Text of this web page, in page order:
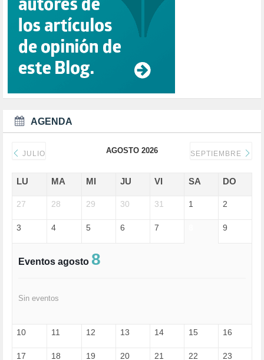
CONSUMO (1)
CORONAVIRUS (155)
CORRUPCIÓN (215)
CULTURA (704)
DANA (78)
DD.HH. (1)
DEMOCRACIA (1)
DEMOCRAIA (1)
DEPORTES (2)
DERECHOS SOCIALES (739)
DONALD TRUMP (82)
EDGAR MORIN (1)
EMIGRACIÓN (4)
ESPECULACIÓN (2)
FELICIDAD (1)
FRANCISCO (5)
GUERRA (133)
HUMOR (1)
AGENDA
JULIO AGOSTO 2026 SEPTIEMBRE
LU MA MI JU VI SA DO
27 28 29 30 31 1 2
3 4 5 6 7 9
Eventos agosto 8
Sin eventos
10 11 12 13 14 15 16
17 18 19 20 21 22 23